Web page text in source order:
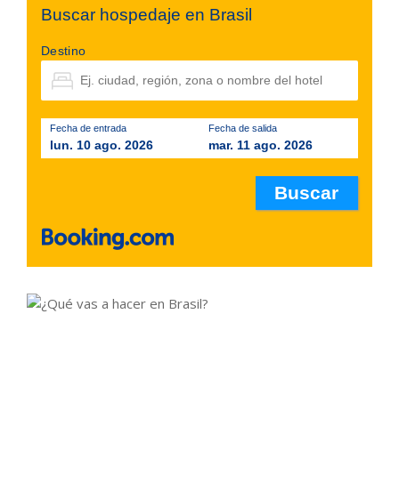
Buscar hospedaje en Brasil
Destino
Fecha de entrada
lun. 10 ago. 2026
Fecha de salida
mar. 11 ago. 2026